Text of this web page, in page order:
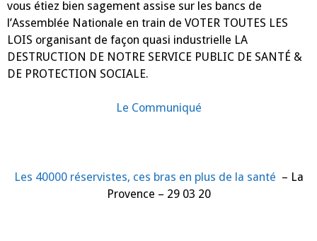
vous étiez bien sagement assise sur les bancs de
l’Assemblée Nationale en train de VOTER TOUTES LES
LOIS organisant de façon quasi industrielle LA
DESTRUCTION DE NOTRE SERVICE PUBLIC DE SANTÉ &
DE PROTECTION SOCIALE.
Le Communiqué
Les 40000 réservistes, ces bras en plus de la santé – La
Provence – 29 03 20